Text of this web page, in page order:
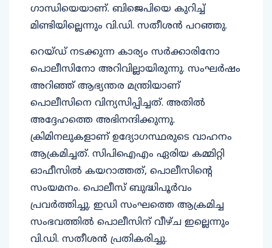
ഗാന്ധിയെയാണ്. ബിജെപിയെ കുറിച്ച്
മിണ്ടിയില്ലെന്നും വി.ഡി. സതീശൻ പറഞ്ഞു.
റെയ്ഡ് നടക്കുന്ന കാര്യം സർക്കാരിനോ
പൊലീസിനോ അറിവില്ലായിരുന്നു. സംഘർഷം
അറിഞ്ഞ് ആഭ്യന്തര മന്ത്രിയാണ്
പൊലീസിനെ വിന്യസിപ്പിച്ചത്. അതിൽ
അദ്ദേഹത്തെ അഭിനന്ദിക്കുന്നു.
ക്രിമിനലുകളാണ് ഉദ്യോഗസ്ഥരുടെ വാഹനം
ആക്രമിച്ചത്. സിപിഐഎം ഏരിയ കമ്മിറ്റി
ഓഫീസിൽ കയറാത്തത്, പൊലീസിൻ്റെ
സംയമനം. പൊലീസ് ബുദ്ധിപൂർവം
പ്രവർത്തിച്ചു. ഇഡി സംഘത്തെ ആക്രമിച്ച
സംഭവത്തിൽ പൊലീസിന് വീഴ്ച ഇല്ലെന്നും
വി.ഡി. സതീശൻ പ്രതികരിച്ചു.